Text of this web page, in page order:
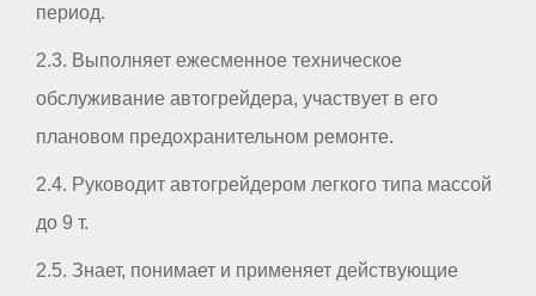
период.
2.3. Выполняет ежесменное техническое
обслуживание автогрейдера, участвует в его
плановом предохранительном ремонте.
2.4. Руководит автогрейдером легкого типа массой
до 9 т.
2.5. Знает, понимает и применяет действующие